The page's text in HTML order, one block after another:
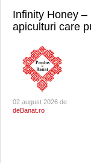
Infinity Honey
apiculturi care
02 august 2026 de
deBanat.ro